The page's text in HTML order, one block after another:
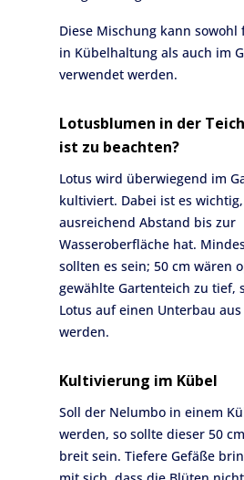
Diese Mischung kann
in Kübelhaltung als auch im
verwendet werden.
Lotusblumen in der
ist zu beachten?
Lotus wird überwiegend im
kultiviert. Dabei ist es
ausreichend Abstand bis zur
Wasseroberfläche hat.
sollten es sein; 50 cm wären
gewählte Gartenteich zu tief,
Lotus auf einen Unterbau
werden.
Kultivierung im Kübel
Soll der Nelumbo in einem
werden, so sollte dieser 50
breit sein. Tiefere Gefäße